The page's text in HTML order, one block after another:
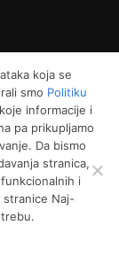
koja se
smo Politiku
informacije i
pa prikupljamo
Da bismo
stranica,
i
Naj-